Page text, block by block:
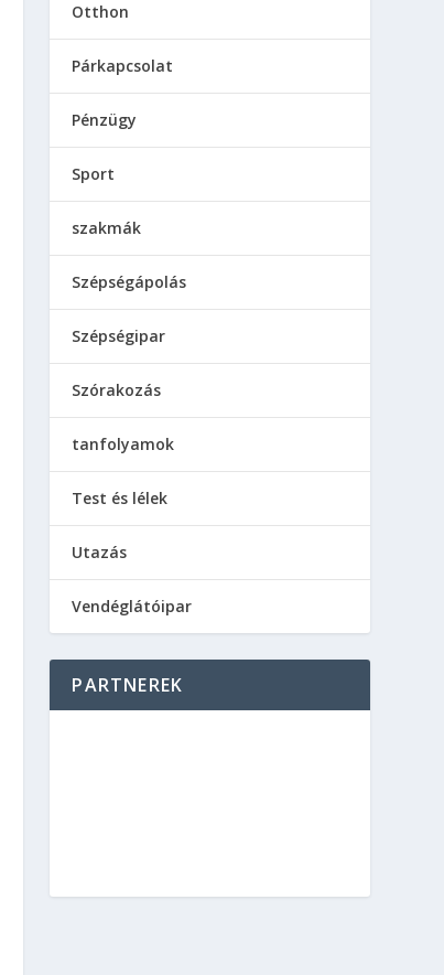
Otthon
Párkapcsolat
Pénzügy
Sport
szakmák
Szépségápolás
Szépségipar
Szórakozás
tanfolyamok
Test és lélek
Utazás
Vendéglátóipar
PARTNEREK